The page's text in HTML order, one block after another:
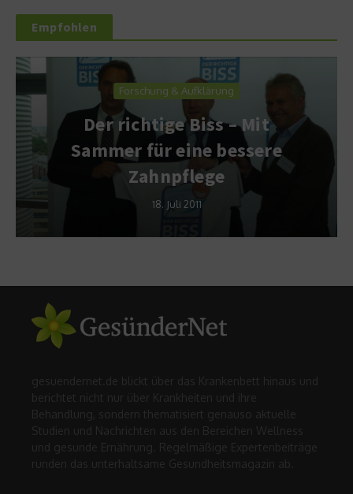
Empfohlen
Forschung & Aufklärung
Der richtige Biss – Mit
Sammer für eine bessere
Zahnpflege
18. Juli 2011
gesuendernet.de blickt über das Krankenbett hinaus und
berichtet nicht nur über Krankheiten und ihre
Behandlung, sondern thematisiert genauso aktuelle
Studien und Nachrichten aus den Bereichen Wellness
und gesunde Ernährung. Regelmäßige Expertenbeiträge
runden das unterhaltsame Gesundheitsmagazin ab.